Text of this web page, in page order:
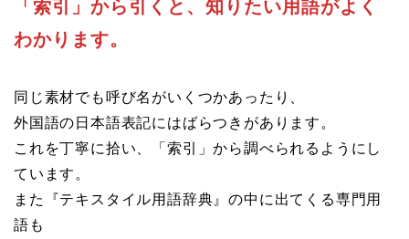
「索引」から引くと、知りたい用語がよく
わかります。
同じ素材でも呼び名がいくつかあったり、
外国語の日本語表記にはばらつきがあります。
これを丁寧に拾い、「索引」から調べられるようにし
ています。
また『テキスタイル用語辞典』の中に出てくる専門用
語も